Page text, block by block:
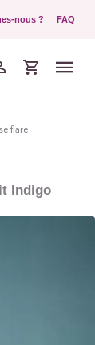
nous ? FAQ
flare
Indigo